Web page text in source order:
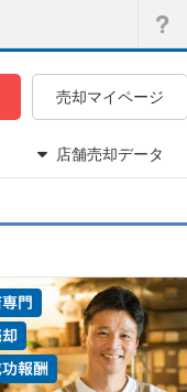
売却マイページ
店舗売却データ